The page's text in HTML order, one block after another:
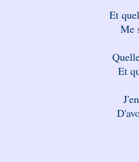
Et
Me
Et